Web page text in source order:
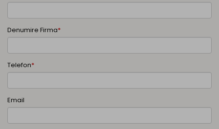
Denumire Firma*
Telefon*
Email